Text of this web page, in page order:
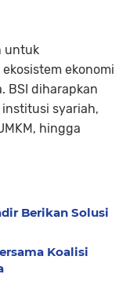
untuk
ekonomi
BSI diharapkan
syariah,
hingga
Berikan Solusi
Koalisi